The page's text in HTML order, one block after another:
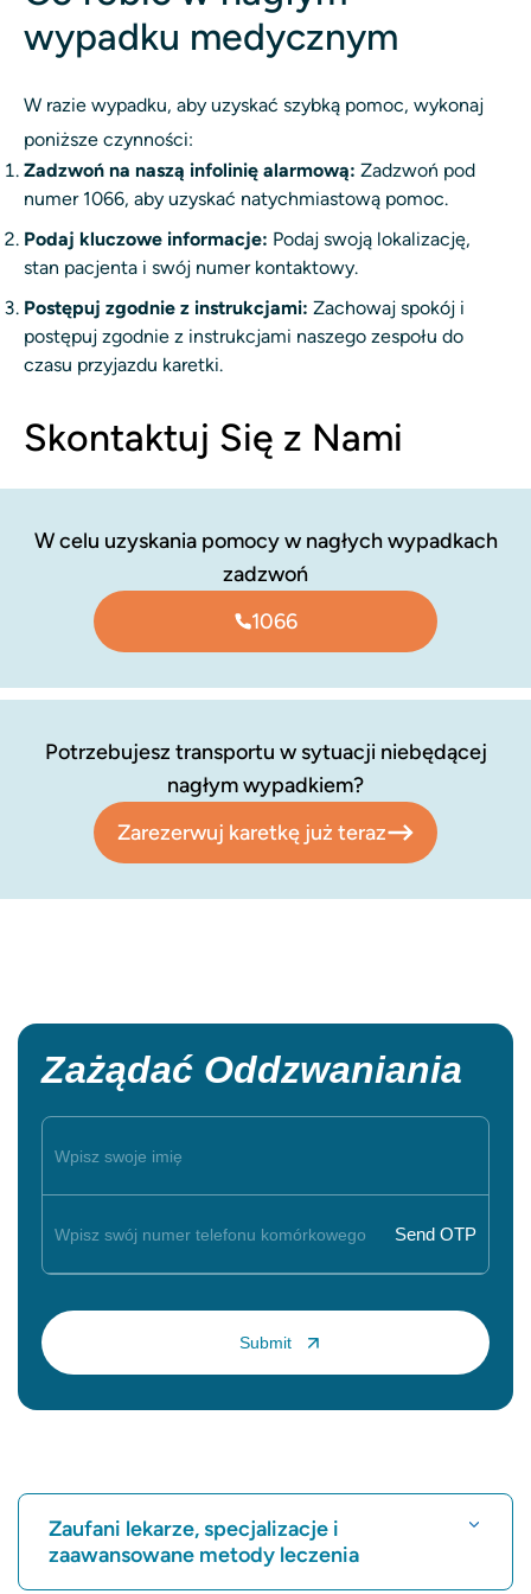
wypadku medycznym
W razie wypadku, aby uzyskać szybką pomoc, wykonaj
poniższe czynności:
Zadzwoń na naszą infolinię alarmową: Zadzwoń pod
numer 1066, aby uzyskać natychmiastową pomoc.
Podaj kluczowe informacje: Podaj swoją lokalizację,
stan pacjenta i swój numer kontaktowy.
Postępuj zgodnie z instrukcjami: Zachowaj spokój i
postępuj zgodnie z instrukcjami naszego zespołu do
czasu przyjazdu karetki.
Skontaktuj Się z Nami
W celu uzyskania pomocy w nagłych wypadkach
zadzwoń
1066
Potrzebujesz transportu w sytuacji niebędącej
nagłym wypadkiem?
Zarezerwuj karetkę już teraz
Zażądać Oddzwaniania
Zaufani lekarze, specjalizacje i
zaawansowane metody leczenia